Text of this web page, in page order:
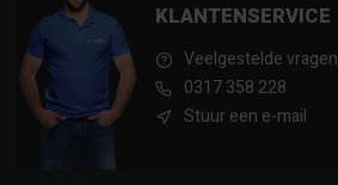
KLANTENSERVICE
Veelgestelde vragen
0317 358 228
Stuur een e-mail